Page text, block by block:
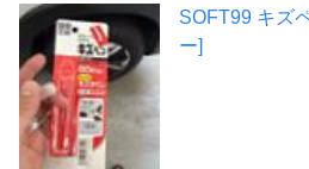
SOFT99 キズ
ー]